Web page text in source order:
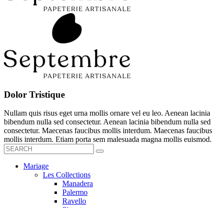
Dolor Tristique
Nullam quis risus eget urna mollis ornare vel eu leo. Aenean lacinia
bibendum nulla sed consectetur. Aenean lacinia bibendum nulla sed
consectetur. Maecenas faucibus mollis interdum. Maecenas faucibus
mollis interdum. Etiam porta sem malesuada magna mollis euismod.
Mariage
Les Collections
Manadera
Palermo
Ravello